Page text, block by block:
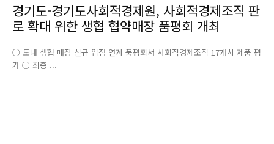
경기도-경기도사회적경제원, 사회적경제조직 판
로 확대 위한 생협 협약매장 품평회 개최
○ 도내 생협 매장 신규 입점 연계 품평회서 사회적경제조직 17개사 제품 평
가 ○ 최종 ...